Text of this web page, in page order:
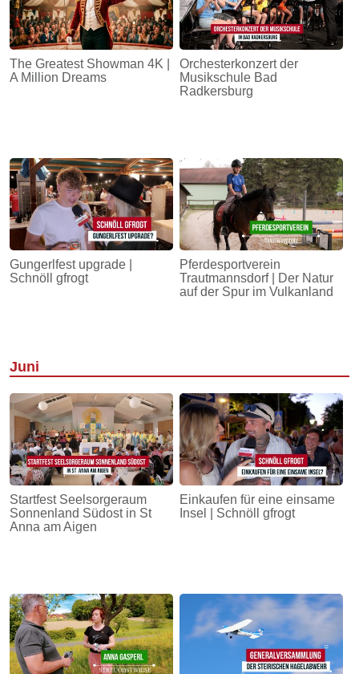
The Greatest Showman 4K |
A Million Dreams
Orchesterkonzert der
Musikschule Bad
Radkersburg
Gungerlfest upgrade |
Schnöll gfrogt
Pferdesportverein
Trautmannsdorf | Der Natur
auf der Spur im Vulkanland
Juni
Startfest Seelsorgeraum
Sonnenland Südost in St
Anna am Aigen
Einkaufen für eine einsame
Insel | Schnöll gfrogt